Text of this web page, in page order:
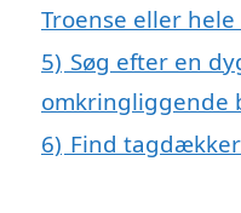
Troense eller
5) Søg efter en
omkringliggende
6) Find